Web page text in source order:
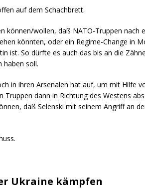
auf dem Schachbrett.
können/wollen, daß NATO-Truppen nach
könnten, oder ein Regime-Change in
ist. So dürfte es auch das bis an die
haben soll.
in ihren Arsenalen hat auf, um mit Hilfe
dann in Richtung des Westens
daß Selenski mit seinem Angriff an
Ukraine kämpfen